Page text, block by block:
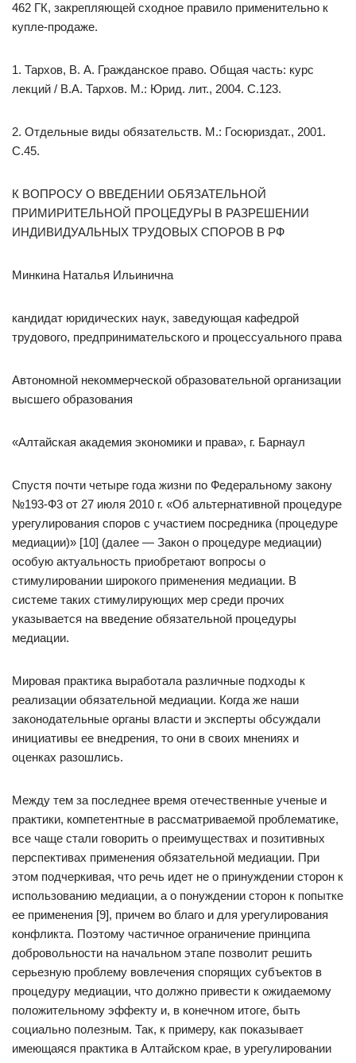
462 ГК, закрепляющей сходное правило применительно к
купле-продаже.
1. Тархов, В. А. Гражданское право. Общая часть: курс
лекций / В.А. Тархов. М.: Юрид. лит., 2004. С.123.
2. Отдельные виды обязательств. М.: Госюриздат., 2001.
С.45.
К ВОПРОСУ О ВВЕДЕНИИ ОБЯЗАТЕЛЬНОЙ
ПРИМИРИТЕЛЬНОЙ ПРОЦЕДУРЫ В РАЗРЕШЕНИИ
ИНДИВИДУАЛЬНЫХ ТРУДОВЫХ СПОРОВ В РФ
Минкина Наталья Ильинична
кандидат юридических наук, заведующая кафедрой
трудового, предпринимательского и процессуального права
Автономной некоммерческой образовательной организации
высшего образования
«Алтайская академия экономики и права», г. Барнаул
Спустя почти четыре года жизни по Федеральному закону
№193-Ф3 от 27 июля 2010 г. «Об альтернативной процедуре
урегулирования споров с участием посредника (процедуре
медиации)» [10] (далее — Закон о процедуре медиации)
особую актуальность приобретают вопросы о
стимулировании широкого применения медиации. В
системе таких стимулирующих мер среди прочих
указывается на введение обязательной процедуры
медиации.
Мировая практика выработала различные подходы к
реализации обязательной медиации. Когда же наши
законодательные органы власти и эксперты обсуждали
инициативы ее внедрения, то они в своих мнениях и
оценках разошлись.
Между тем за последнее время отечественные ученые и
практики, компетентные в рассматриваемой проблематике,
все чаще стали говорить о преимуществах и позитивных
перспективах применения обязательной медиации. При
этом подчеркивая, что речь идет не о принуждении сторон к
использованию медиации, а о понуждении сторон к попытке
ее применения [9], причем во благо и для урегулирования
конфликта. Поэтому частичное ограничение принципа
добровольности на начальном этапе позволит решить
серьезную проблему вовлечения спорящих субъектов в
процедуру медиации, что должно привести к ожидаемому
положительному эффекту и, в конечном итоге, быть
социально полезным. Так, к примеру, как показывает
имеющаяся практика в Алтайском крае, в урегулировании